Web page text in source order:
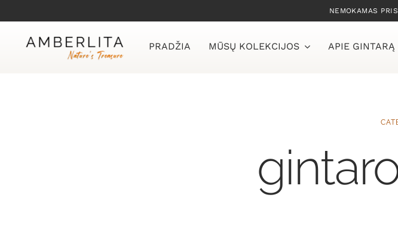
to
content
NEMOKAMAS
PRADŽIA MŪSŲ KOLEKCIJOS APIE GINTARĄ